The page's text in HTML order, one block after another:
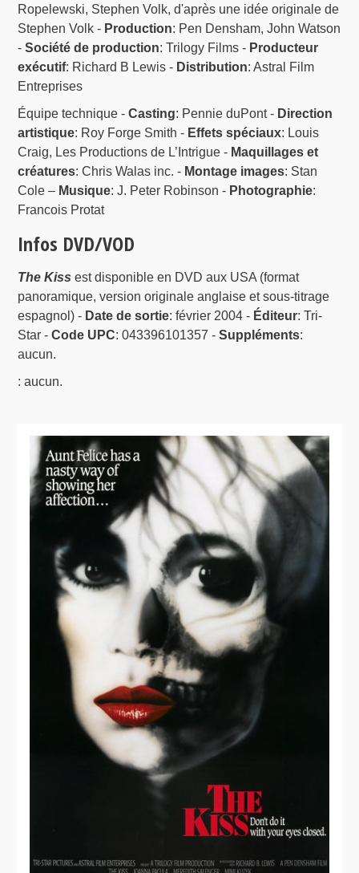
Ropelewski, Stephen Volk, d'après une idée originale de
Stephen Volk - Production: Pen Densham, John Watson
-Société de production: Trilogy Films - Producteur
exécutif: Richard B Lewis - Distribution: Astral Film
Entreprises
Équipe technique -Casting: Pennie duPont - Direction
artistique: Roy Forge Smith - Effets spéciaux: Louis
Craig, Les Productions de L’Intrigue - Maquillages et
créatures: Chris Walas inc. - Montage images: Stan
Cole – Musique: J. Peter Robinson - Photographie:
Francois Protat
Infos DVD/VOD
The Kiss est disponible en DVD aux USA (format
panoramique, version originale anglaise et sous-titrage
espagnol) - Date de sortie: février 2004 - Éditeur: Tri-
Star -Code UPC: 043396101357 -Suppléments:
aucun.
: aucun.